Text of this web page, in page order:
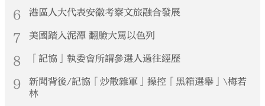
6 港區人大代表安徽考察文旅融合發展
7 美國踏入泥潭 翻臉大罵以色列
8 「記協」執委會所謂參選人過往經歷
9
新聞背後/記協「炒散雜軍」操控「黑箱選舉」\梅若
林